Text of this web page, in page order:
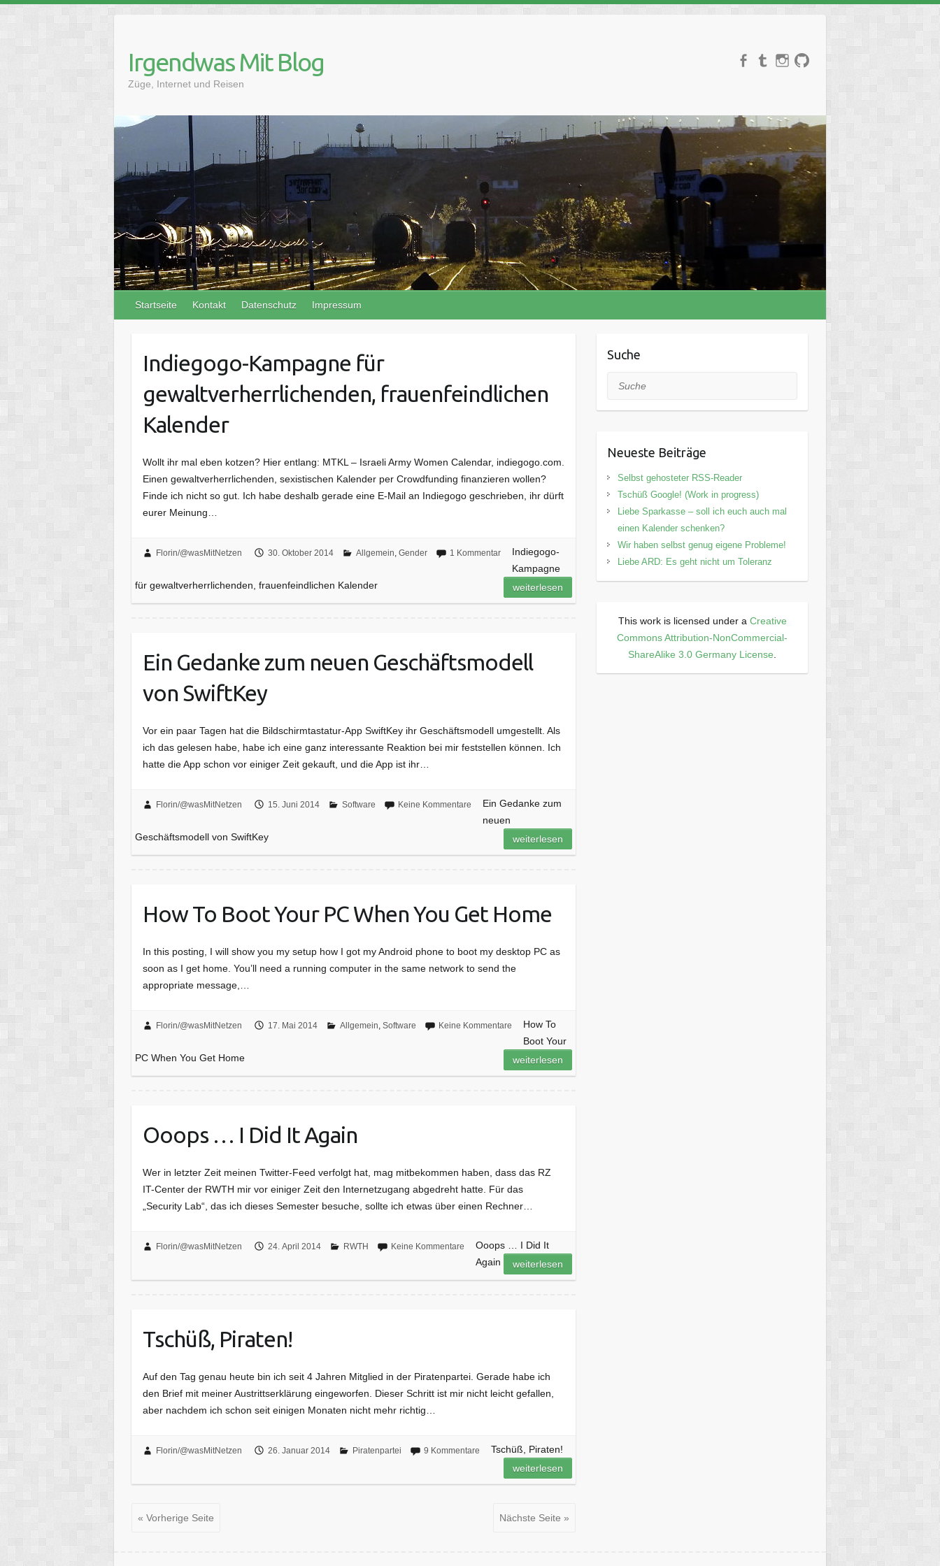
content
Irgendwas Mit Blog
Züge, Internet und Reisen
Startseite Kontakt Datenschutz Impressum
Indiegogo-Kampagne für
gewaltverherrlichenden, frauenfeindlichen
Kalender
Wollt ihr mal eben kotzen? Hier entlang: MTKL – Israeli Army Women Calendar, indiegogo.com.
Einen gewaltverherrlichenden, sexistischen Kalender per Crowdfunding finanzieren wollen?
Finde ich nicht so gut. Ich habe deshalb gerade eine E-Mail an Indiegogo geschrieben, ihr dürft
eurer Meinung…
Florin/@wasMitNetzen 30. Oktober 2014 Allgemein, Gender 1 Kommentar
Indiegogo-
Kampagne
für gewaltverherrlichenden, frauenfeindlichen Kalender
weiterlesen
Ein Gedanke zum neuen Geschäftsmodell
von SwiftKey
Vor ein paar Tagen hat die Bildschirmtastatur-App SwiftKey ihr Geschäftsmodell umgestellt. Als
ich das gelesen habe, habe ich eine ganz interessante Reaktion bei mir feststellen können. Ich
hatte die App schon vor einiger Zeit gekauft, und die App ist ihr…
Florin/@wasMitNetzen 15. Juni 2014 Software Keine Kommentare
Ein Gedanke zum
neuen
Geschäftsmodell von SwiftKey
weiterlesen
How To Boot Your PC When You Get Home
In this posting, I will show you my setup how I got my Android phone to boot my desktop PC as
soon as I get home. You’ll need a running computer in the same network to send the
appropriate message,…
Florin/@wasMitNetzen 17. Mai 2014 Allgemein, Software Keine Kommentare
How To
Boot Your
PC When You Get Home
weiterlesen
Ooops … I Did It Again
Wer in letzter Zeit meinen Twitter-Feed verfolgt hat, mag mitbekommen haben, dass das RZ
IT-Center der RWTH mir vor einiger Zeit den Internetzugang abgedreht hatte. Für das
„Security Lab“, das ich dieses Semester besuche, sollte ich etwas über einen Rechner…
Florin/@wasMitNetzen 24. April 2014 RWTH Keine Kommentare
Ooops … I Did It
Again
weiterlesen
Tschüß, Piraten!
Auf den Tag genau heute bin ich seit 4 Jahren Mitglied in der Piratenpartei. Gerade habe ich
den Brief mit meiner Austrittserklärung eingeworfen. Dieser Schritt ist mir nicht leicht gefallen,
aber nachdem ich schon seit einigen Monaten nicht mehr richtig…
Florin/@wasMitNetzen 26. Januar 2014 Piratenpartei 9 Kommentare
Tschüß, Piraten!
weiterlesen
« Vorherige Seite Nächste Seite »
Suche
Suche
Neueste Beiträge
Selbst gehosteter RSS-Reader
Tschüß Google! (Work in progress)
Liebe Sparkasse – soll ich euch auch mal
einen Kalender schenken?
Wir haben selbst genug eigene Probleme!
Liebe ARD: Es geht nicht um Toleranz
This work is licensed under a Creative
Commons Attribution-NonCommercial-
ShareAlike 3.0 Germany License